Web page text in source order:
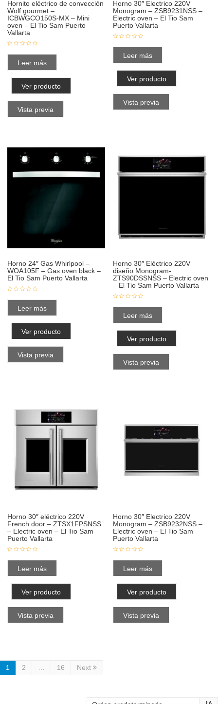
Hornito eléctrico de convección
Wolf gourmet –
ICBWGCO150S-MX – Mini
oven – El Tio Sam Puerto
Vallarta
Leer más
Ver producto
Vista previa
Horno 30″ Electrico 220V
Monogram – ZSB9231NSS –
Electric oven – El Tio Sam
Puerto Vallarta
Leer más
Ver producto
Vista previa
Horno 24″ Gas Whirlpool –
WOA105F – Gas oven black –
El Tio Sam Puerto Vallarta
Leer más
Ver producto
Vista previa
Horno 30″ Eléctrico 220V
diseño Monogram-
ZTS90DSSNSS – Electric oven
– El Tio Sam Puerto Vallarta
Leer más
Ver producto
Vista previa
Horno 30″ eléctrico 220V
French door – ZTSX1FPSNSS
– Electric oven – El Tio Sam
Puerto Vallarta
Leer más
Ver producto
Vista previa
Horno 30″ Electrico 220V
Monogram – ZSB9232NSS –
Electric oven – El Tio Sam
Puerto Vallarta
Leer más
Ver producto
Vista previa
1 2 16 Next